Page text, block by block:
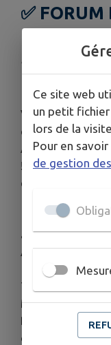
✅ FORUM
PIENNES
Publié le mardi 02
Vous êtes à la
qu'il soit sportif,
Alors, ne loupez
! Journée au
essayer aux
📅Notez la date
à 17h
Au gymnase
TC Bouligny
Merlin, les
Blanche de
défense
Ce site web
un petit
lors de la
Pour en
de gestion